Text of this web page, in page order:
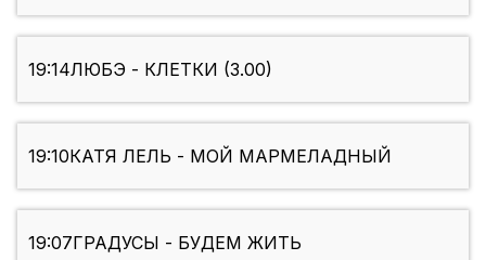
19:14ЛЮБЭ - КЛЕТКИ (3.00)
19:10КАТЯ ЛЕЛЬ - МОЙ МАРМЕЛАДНЫЙ
19:07ГРАДУСЫ - БУДЕМ ЖИТЬ